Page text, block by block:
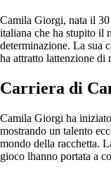
Camila Giorgi, nata il 30
italiana che ha stupito il
determinazione. La sua
ha attratto lattenzione di
Carriera di
Camila Giorgi ha
mostrando un talento
mondo della racchetta.
gioco lhanno portata a